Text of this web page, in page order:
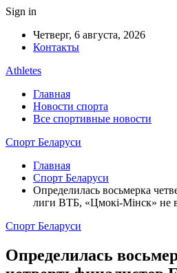
Sign in
Четверг, 6 августа, 2026
Контакты
Athletes
Главная
Новости спорта
Все спортивные новости
Спорт Беларуси
Главная
Спорт Беларуси
Определилась восьмерка
лиги ВТБ, «Цмокi-Мiнск» не
Спорт Беларуси
Определилась